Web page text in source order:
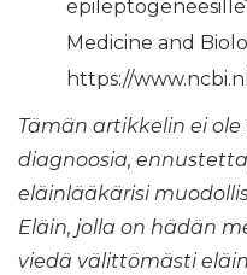
Medicine and
https://
Tämän artikkelin ei
diagnoosia,
eläinlääkärisi
Eläin, jolla on hädän
viedä välittömästi